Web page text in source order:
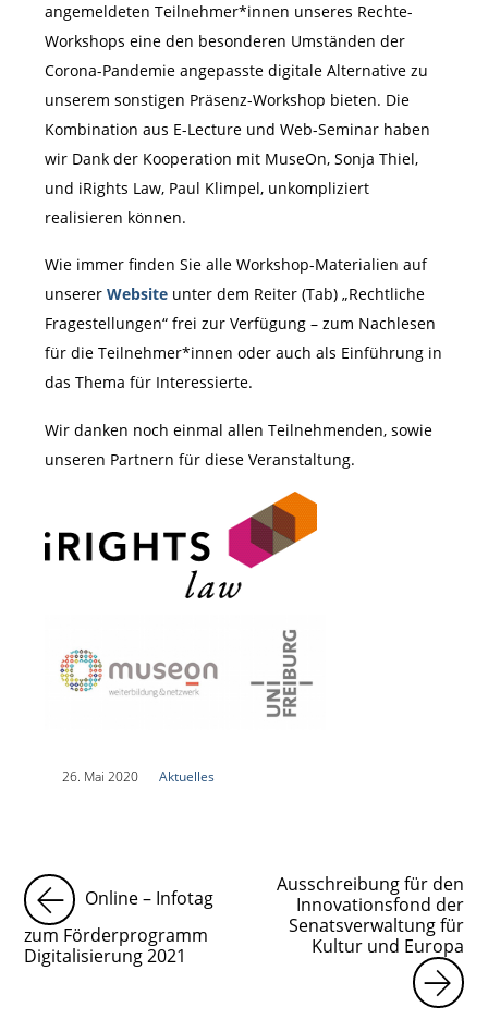
angemeldeten Teilnehmer*innen unseres Rechte-
Workshops eine den besonderen Umständen der
Corona-Pandemie angepasste digitale Alternative zu
unserem sonstigen Präsenz-Workshop bieten. Die
Kombination aus E-Lecture und Web-Seminar haben
wir Dank der Kooperation mit MuseOn, Sonja Thiel,
und iRights Law, Paul Klimpel, unkompliziert
realisieren können.
Wie immer finden Sie alle Workshop-Materialien auf
unserer Websiteunter dem Reiter (Tab) „Rechtliche
Fragestellungen“ frei zur Verfügung – zum Nachlesen
für die Teilnehmer*innen oder auch als Einführung in
das Thema für Interessierte.
Wir danken noch einmal allen Teilnehmenden, sowie
unseren Partnern für diese Veranstaltung.
26. Mai 2020 Aktuelles
Online – Infotag
zum Förderprogramm
Digitalisierung 2021
Ausschreibung für den
Innovationsfond der
Senatsverwaltung für
Kultur und Europa